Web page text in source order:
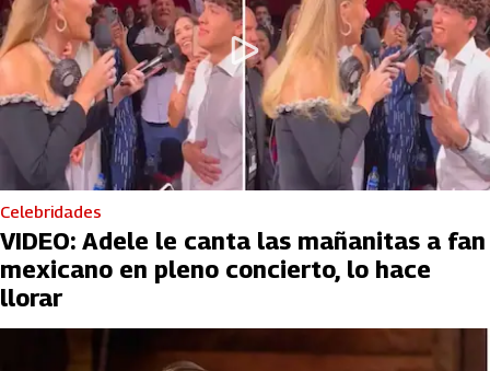
Celebridades
VIDEO: Adele le canta las mañanitas a fan
mexicano en pleno concierto, lo hace
llorar